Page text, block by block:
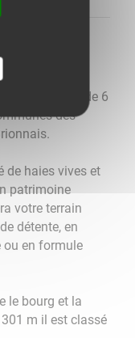
balisés et
de Cyclisme, de 6
des
de haies vives et
patrimoine
votre terrain
détente, en
ou en formule
le bourg et la
m il est classé